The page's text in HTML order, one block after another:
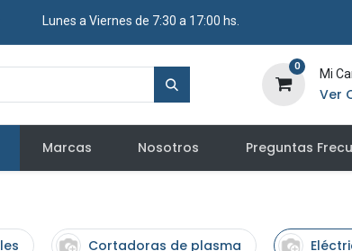
​ Lunes a Viernes de 7:30 a 17:00 hs.
0
Mi
Ver
Marcas Nosotros Preguntas
Cortadoras de plasma